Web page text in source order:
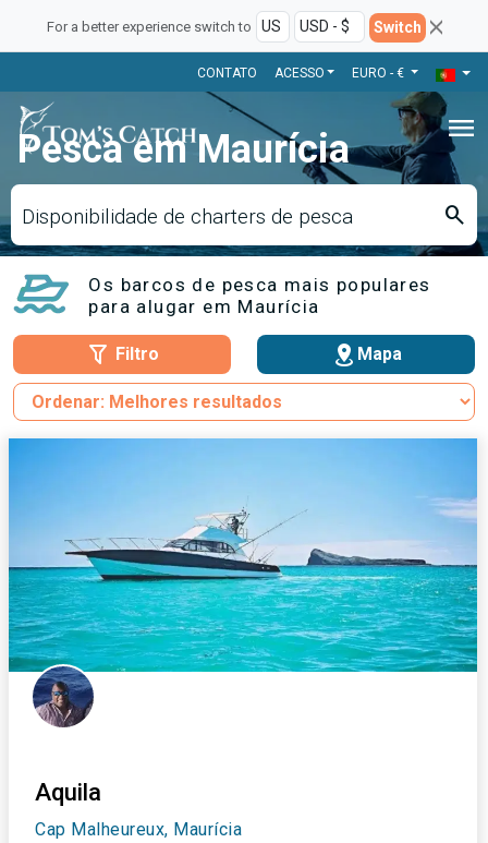
For a better experience switch to Switch
CONTATO ACESSO EURO - €
menu
Pesca em Maurícia
Disponibilidade de charters de pesca search
Os barcos de pesca mais populares
para alugar em Maurícia
Filtro Mapa
Aquila
Cap Malheureux, Maurícia